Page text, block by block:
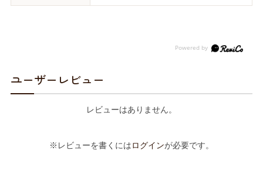
ユーザーレビュー
レビューはありません。
※レビューを書くにはログインが必要です。